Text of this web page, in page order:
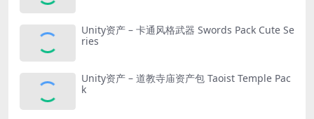
Unity资产 – 卡通风格武器 Swords Pack Cute Se
ries
Unity资产 – 道教寺庙资产包 Taoist Temple Pac
k